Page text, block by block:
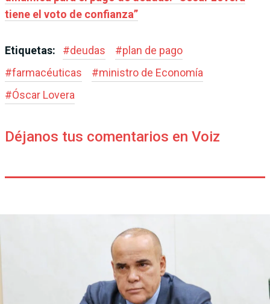
tiene el voto de confianza”
Etiquetas: #deudas #plan de pago
#farmacéuticas #ministro de Economía
#Óscar Lovera
Déjanos tus comentarios en Voiz